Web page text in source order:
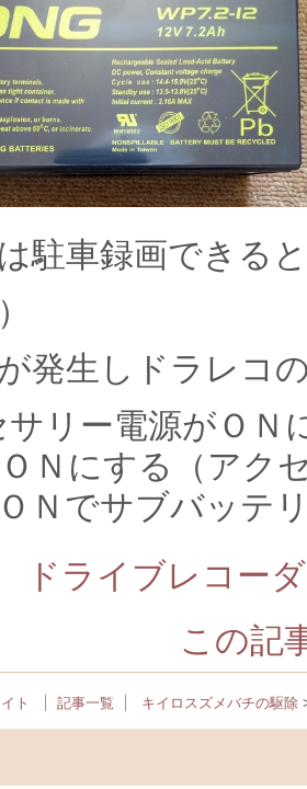
駐車録画できる
発生しドラレコ
リー電源がＯＮ
Ｎにする（アク
Ｎでサブバッテ
ドライブレコー
この記
ト 記事一覧 キイロスズメバチの駆除